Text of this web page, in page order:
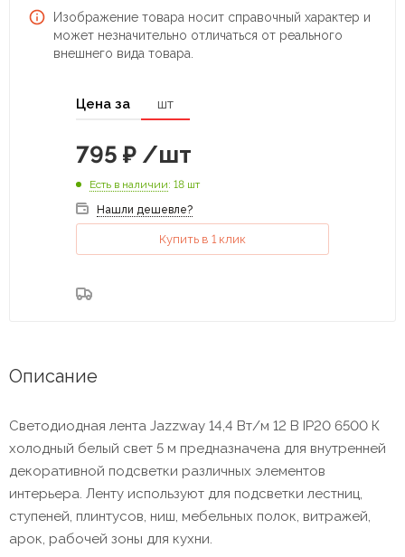
Изображение товара носит справочный характер и
может незначительно отличаться от реального
внешнего вида товара.
Цена за шт
795 ₽ /шт
Есть в наличии: 18 шт
Нашли дешевле?
Купить в 1 клик
Описание
Светодиодная лента Jazzway 14,4 Вт/м 12 В IP20 6500 К
холодный белый свет 5 м предназначена для внутренней
декоративной подсветки различных элементов
интерьера. Ленту используют для подсветки лестниц,
ступеней, плинтусов, ниш, мебельных полок, витражей,
арок, рабочей зоны для кухни.